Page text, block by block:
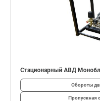
Стационарный АВД
Обороты
Пропускная